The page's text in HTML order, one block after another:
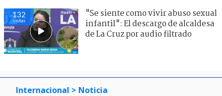
132
visitas
"Se siente como vivir abuso sexual
infantil": El descargo de alcaldesa
de La Cruz por audio filtrado
Internacional > Noticia